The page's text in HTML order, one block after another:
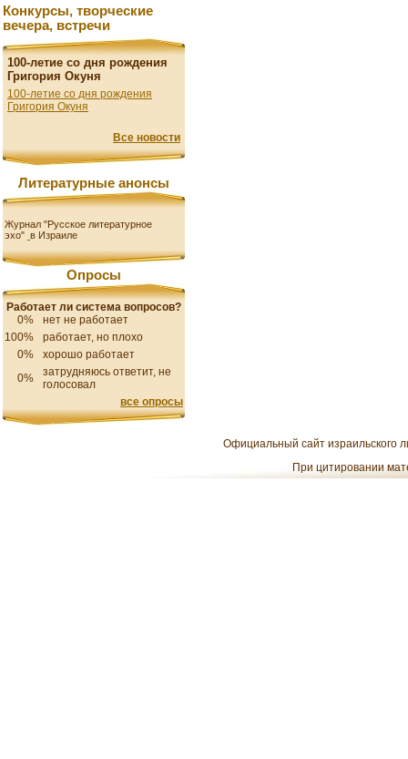
Конкурсы, творческие
вечера, встречи
100-летие со дня рождения
Григория Окуня
100-летие со дня рождения
Григория Окуня
Все новости
Литературные анонсы
Журнал "Русское литературное
эхо" в Израиле
Опросы
Работает ли система вопросов?
0%
нет не работает
100%
работает, но плохо
0%
хорошо работает
0%
затрудняюсь ответит, не
голосовал
все опросы
Официальный сайт израильского
При цитировании